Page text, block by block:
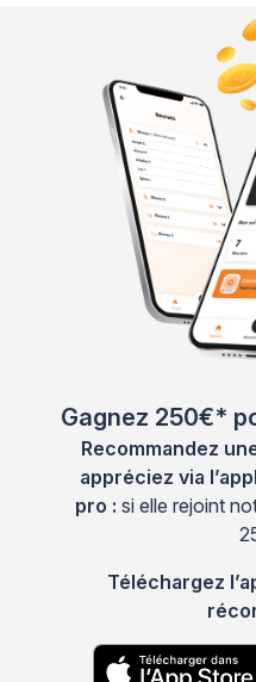
Gagnez 250€*
Recommandez
appréciez via
pro : si elle rejoint
Téléchargez